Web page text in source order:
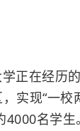
正在经历
实现“一校
名学